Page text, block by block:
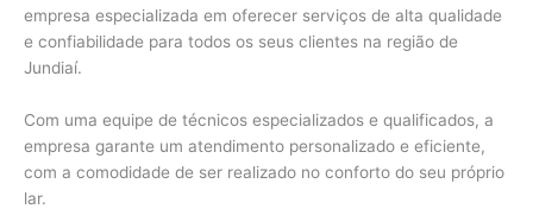
empresa especializada em oferecer serviços de alta qualidade
e confiabilidade para todos os seus clientes na região de
Jundiaí.
Com uma equipe de técnicos especializados e qualificados, a
empresa garante um atendimento personalizado e eficiente,
com a comodidade de ser realizado no conforto do seu próprio
lar.